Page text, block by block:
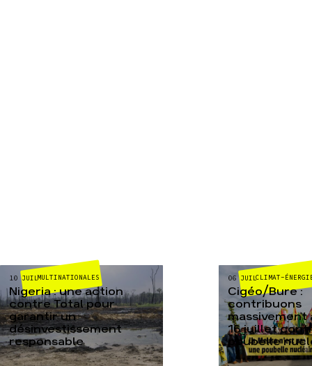
MULTINATIONALES
10 JUIL
Nigeria : une action
contre Total pour
garantir un
désinvestissement
responsable
CLIMAT-
06 JUIL
Cigéo/Bure :
contribuons
massivement
16 juillet
poubelle